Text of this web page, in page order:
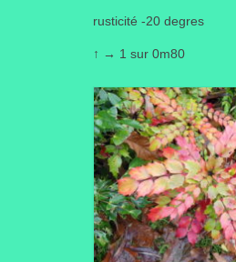
rusticité -20 degres
↑ → 1 sur 0m80